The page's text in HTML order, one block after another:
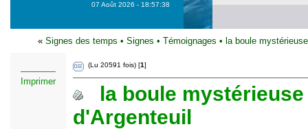
07 Août 2026 - 18:57:38
« Signes des temps • Signes • Témoignages • la boule
Imprimer
(Lu 20591 fois) [1]
la boule mystérieuse
d'Argenteuil